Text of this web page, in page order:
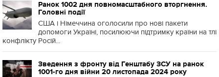
Ранок 1002 дня повномасштабного вторгнення.
Головні події
США і Німеччина оголосили про нові пакети
допомоги Україні, посилюючи підтримку країни на тлі
конфлікту Росій...
Зведення з фронту від Генштабу ЗСУ на ранок
1001-го дня війни 20 листопада 2024 року